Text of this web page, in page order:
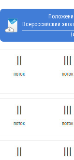
Всероссийский